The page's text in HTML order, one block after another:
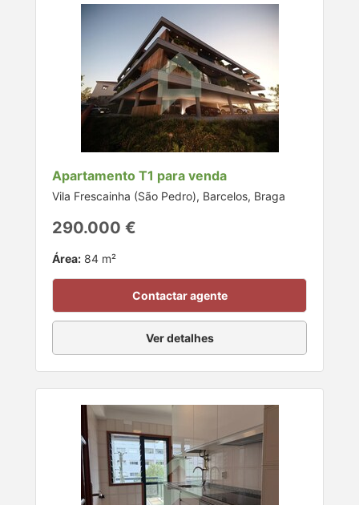
Apartamento T1 para venda
Vila Frescainha (São Pedro), Barcelos, Braga
290.000 €
Área: 84 m²
Contactar agente
Ver detalhes